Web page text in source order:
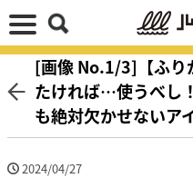
[画像 No.1/3]【ふり
たければ…使うべし
も絶対欠かせないア
2024/04/27